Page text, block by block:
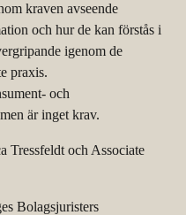
kraven avseende
och hur de kan förstås i
igenom de
praxis.
och
är inget krav.
Tressfeldt och Associate
Bolagsjuristers